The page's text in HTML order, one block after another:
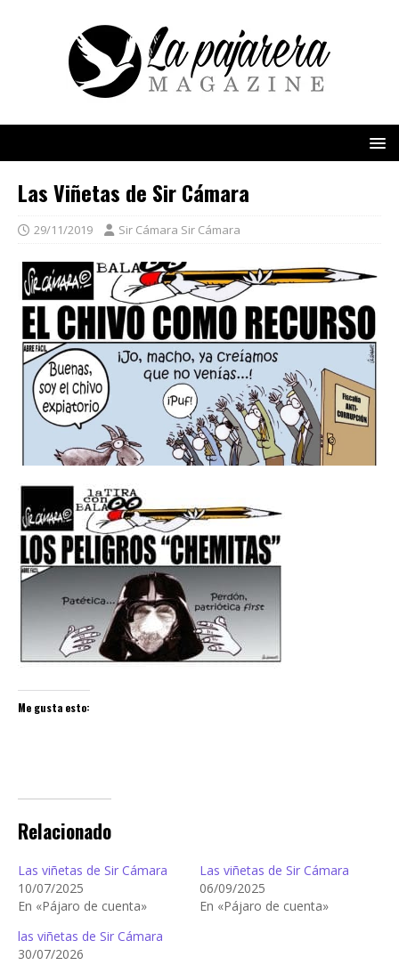
Las Viñetas de Sir Cámara
29/11/2019 Sir Cámara Sir Cámara
Me gusta esto:
Relacionado
Las viñetas de Sir Cámara
10/07/2025
En «Pájaro de cuenta»
Las viñetas de Sir Cámara
06/09/2025
En «Pájaro de cuenta»
las viñetas de Sir Cámara
30/07/2026